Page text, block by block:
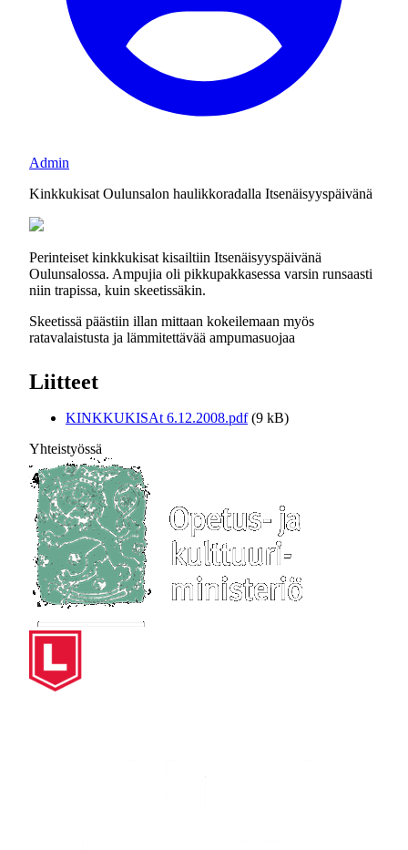
Admin
Kinkkukisat Oulunsalon haulikkoradalla Itsenäisyyspäivänä
Perinteiset kinkkukisat kisailtiin Itsenäisyyspäivänä
Oulunsalossa. Ampujia oli pikkupakkasessa varsin runsaasti
niin trapissa, kuin skeetissäkin.
Skeetissä päästiin illan mittaan kokeilemaan myös
ratavalaistusta ja lämmitettävää ampumasuojaa
Liitteet
KINKKUKISAt 6.12.2008.pdf (9 kB)
Yhteistyössä